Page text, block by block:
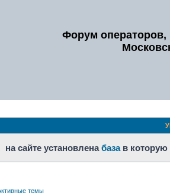
Форум операторов,
на сайте установленабазав которую
темы